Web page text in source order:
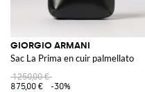
GIORGIO ARMANI
Sac La Prima en cuir palmellato
1 250,00 €
875,00 €
-30%